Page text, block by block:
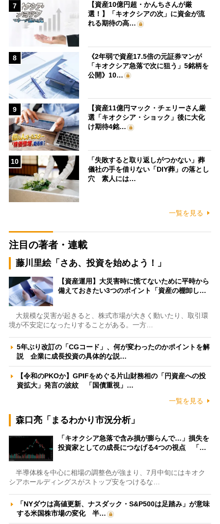
7
【資産10億円超・かんちさんが厳
選！】「キオクシアの次」に資金が流
れる期待の高…
8
《2年弱で資産17.5倍の元証券マンが
「キオクシア急落で次に狙う」5銘柄を
公開》10…
9
【資産11億円マック・チェリーさん厳
選「キオクシア・ショック」後に大化
け期待4銘…
10
「失敗すると取り返しがつかない」葬
儀社の手を借りない「DIY葬」の落とし
穴 素人には…
一覧を見る
注目の著者・連載
藤川里絵「さあ、投資を始めよう！」
【資産運用】大災害時に慌てないために平時から
備えておきたい3つのポイント「資産の棚卸し…
大規模な災害が起きると、株式市場が大きく動いたり、取引環
境が不安定になったりすることがある。一方…
5年ぶり改訂の「CGコード」、何が変わったのかポイントを解
説 企業に成長投資の具体的な説…
【令和のPKOか】GPIFをめぐる片山財務相の「円資産への投
資拡大」発言の波紋 「国債重視」…
一覧を見る
森口亮「まるわかり市況分析」
「キオクシア急落で含み損が膨らんで…」損失を
投資家としての成長につなげる4つの視点 「…
半導体株を中心に相場の調整色が強まり、7月中旬にはキオク
シアホールディングスがストップ安をつけるな…
「NYダウは高値更新、ナスダック・S&P500は足踏み」が意味
する米国株市場の変化 半…